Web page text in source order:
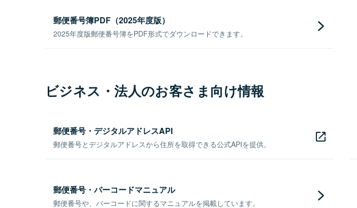
郵便番号簿PDF（2025年度版）
2025年度版郵便番号簿をPDF形式でダウンロードできます。
ビジネス・法人のお客さま向け情報
郵便番号・デジタルアドレスAPI
郵便番号とデジタルアドレスから住所を取得できる公式APIを提供。
郵便番号・バーコードマニュアル
郵便番号や、バーコードに関するマニュアルを掲載しています。